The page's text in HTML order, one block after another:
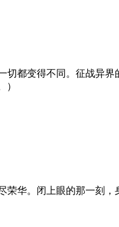
都变得不同。征战异
）
华。闭上眼的那一刻